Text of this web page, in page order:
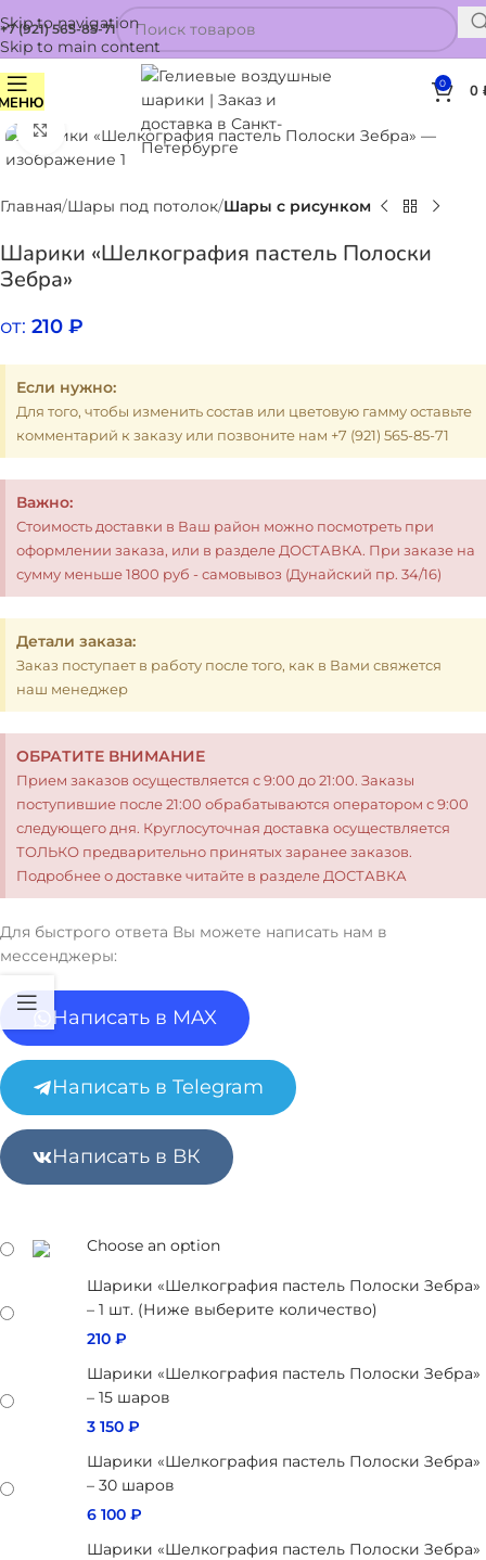
Skip to navigation
Skip to main content
+7 (921) 565-85-71
0 0
Нажмите, чтобы увеличить
Главная Шары под потолок Шары с рисунком
Шарики «Шелкография пастель Полоски
Зебра»
от: 210 ₽
Если нужно:
Для того, чтобы изменить состав или цветовую гамму оставьте
комментарий к заказу или позвоните нам +7 (921) 565-85-71
Важно:
Стоимость доставки в Ваш район можно посмотреть при
оформлении заказа, или в разделе ДОСТАВКА. При заказе на
сумму меньше 1800 руб - самовывоз (Дунайский пр. 34/16)
Детали заказа:
Заказ поступает в работу после того, как в Вами свяжется
наш менеджер
ОБРАТИТЕ ВНИМАНИЕ
Прием заказов осуществляется с 9:00 до 21:00. Заказы
поступившие после 21:00 обрабатываются оператором с 9:00
следующего дня. Круглосуточная доставка осуществляется
ТОЛЬКО предварительно принятых заранее заказов.
Подробнее о доставке читайте в разделе ДОСТАВКА
Для быстрого ответа Вы можете написать нам в
мессенджеры:
Написать в MAX
Написать в Telegram
Написать в ВК
Choose an option
Шарики «Шелкография пастель Полоски Зебра»
– 1 шт. (Ниже выберите количество)
210 ₽
Шарики «Шелкография пастель Полоски Зебра»
– 15 шаров
3 150 ₽
Шарики «Шелкография пастель Полоски Зебра»
– 30 шаров
6 100 ₽
Шарики «Шелкография пастель Полоски Зебра»